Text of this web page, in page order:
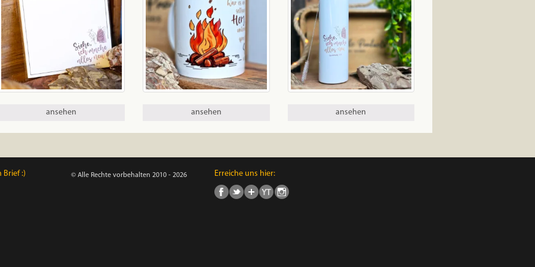
ansehen ansehen ansehen
Brief :) © Alle Rechte vorbehalten 2010 - 2026 Erreiche uns hier: